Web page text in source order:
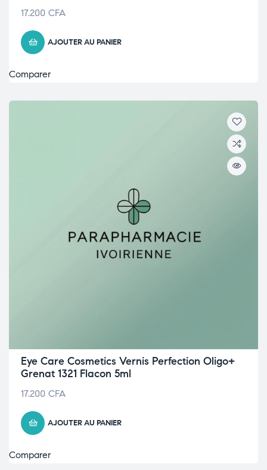
17.200 CFA
AJOUTER AU PANIER
Comparer
Eye Care Cosmetics Vernis Perfection Oligo+
Grenat 1321 Flacon 5ml
17.200 CFA
AJOUTER AU PANIER
Comparer